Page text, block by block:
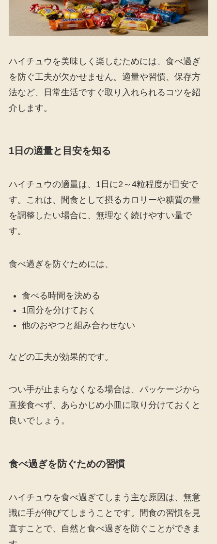
ハイチュウを美味しく楽しむためには、食べ過ぎ
を防ぐ工夫が欠かせません。適量や習慣、保存方
法など、日常生活ですぐ取り入れられるコツを紹
介します。
1日の適量と目安を知る
ハイチュウの適量は、1日に2～4粒程度が目安で
す。これは、間食として摂るカロリーや糖質の量
を調整したい場合に、無理なく続けやすい量で
す。
食べ過ぎを防ぐためには、
食べる時間を決める
1回分を分けておく
他のおやつと組み合わせない
などの工夫が効果的です。
つい手が止まらなくなる場合は、パッケージから
直接食べず、あらかじめ小皿に取り分けておくと
良いでしょう。
食べ過ぎを防ぐための習慣
ハイチュウを食べ過ぎてしまう主な原因は、無意
識に手が伸びてしまうことです。間食の習慣を見
直すことで、自然と食べ過ぎを防ぐことができま